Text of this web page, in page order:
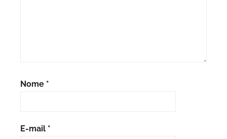
Nome *
E-mail *